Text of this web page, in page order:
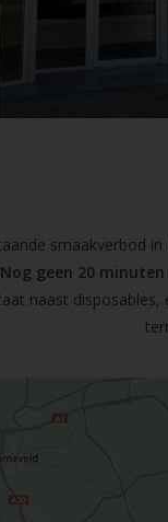
smaakverbod
Nog geen 20
naast